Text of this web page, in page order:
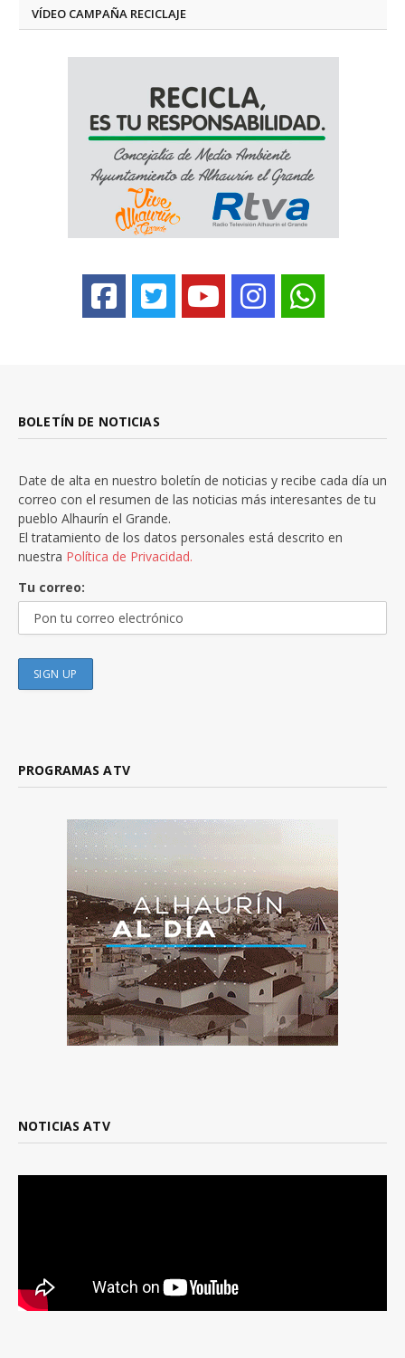
VÍDEO CAMPAÑA RECICLAJE
BOLETÍN DE NOTICIAS
Date de alta en nuestro boletín de noticias y recibe cada día un
correo con el resumen de las noticias más interesantes de tu
pueblo Alhaurín el Grande.
El tratamiento de los datos personales está descrito en
nuestra Política de Privacidad.
Tu correo:
PROGRAMAS ATV
NOTICIAS ATV